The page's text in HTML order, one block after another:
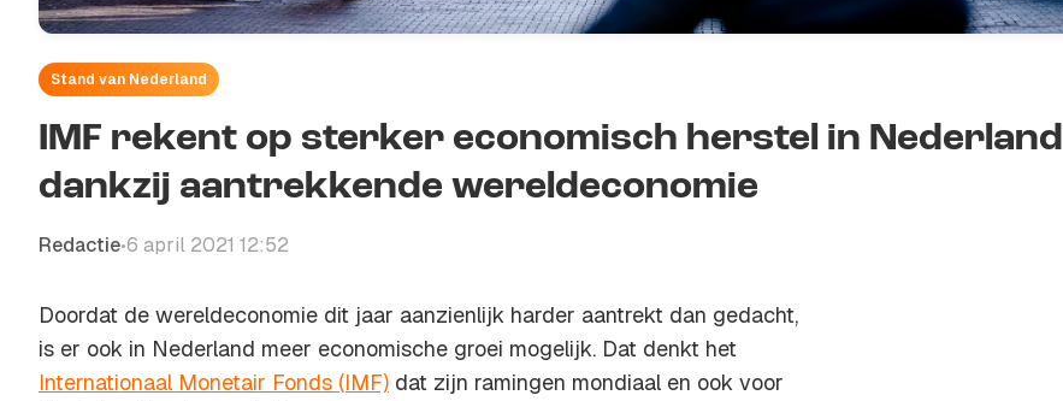
Stand van Nederland
IMF rekent op sterker economisch herstel in Nederland
dankzij aantrekkende wereldeconomie
Redactie•6 april 2021 12:52
Doordat de wereldeconomie dit jaar aanzienlijk harder aantrekt dan gedacht,
is er ook in Nederland meer economische groei mogelijk. Dat denkt het
Internationaal Monetair Fonds (IMF) dat zijn ramingen mondiaal en ook voor